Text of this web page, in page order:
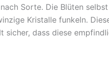
Sorte. Die Blüten
Kristalle funkeln.
sicher, dass diese